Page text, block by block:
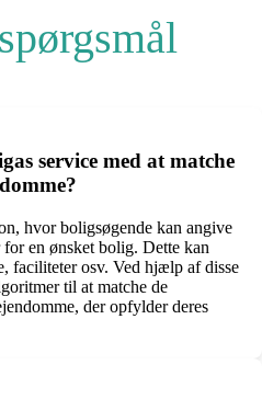
service med at matche
hvor boligsøgende kan angive
en ønsket bolig. Dette kan
faciliteter osv. Ved hjælp af disse
til at matche de
der opfylder deres